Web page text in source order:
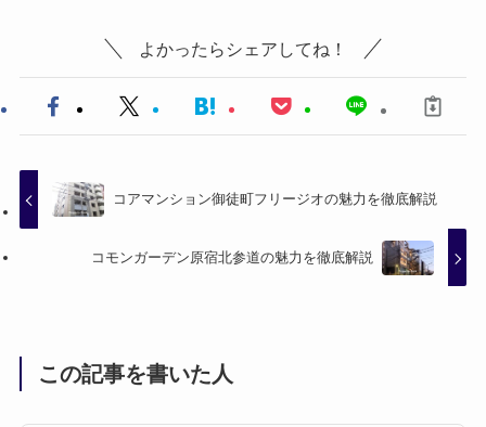
よかったらシェアしてね！
コアマンション御徒町フリージオの魅力を徹底解説
コモンガーデン原宿北参道の魅力を徹底解説
この記事を書いた人